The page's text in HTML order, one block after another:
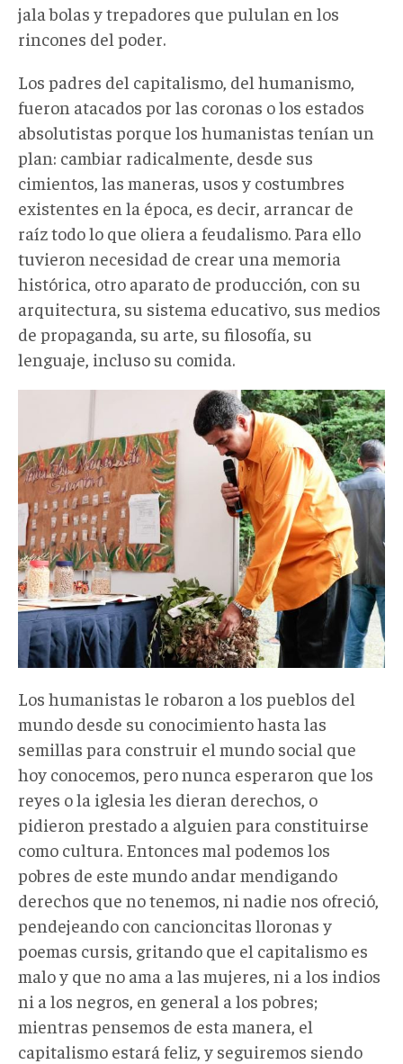
jala bolas y trepadores que pululan en los
rincones del poder.
Los padres del capitalismo, del humanismo,
fueron atacados por las coronas o los estados
absolutistas porque los humanistas tenían un
plan: cambiar radicalmente, desde sus
cimientos, las maneras, usos y costumbres
existentes en la época, es decir, arrancar de
raíz todo lo que oliera a feudalismo. Para ello
tuvieron necesidad de crear una memoria
histórica, otro aparato de producción, con su
arquitectura, su sistema educativo, sus medios
de propaganda, su arte, su filosofía, su
lenguaje, incluso su comida.
Los humanistas le robaron a los pueblos del
mundo desde su conocimiento hasta las
semillas para construir el mundo social que
hoy conocemos, pero nunca esperaron que los
reyes o la iglesia les dieran derechos, o
pidieron prestado a alguien para constituirse
como cultura. Entonces mal podemos los
pobres de este mundo andar mendigando
derechos que no tenemos, ni nadie nos ofreció,
pendejeando con cancioncitas lloronas y
poemas cursis, gritando que el capitalismo es
malo y que no ama a las mujeres, ni a los indios
ni a los negros, en general a los pobres;
mientras pensemos de esta manera, el
capitalismo estará feliz, y seguiremos siendo